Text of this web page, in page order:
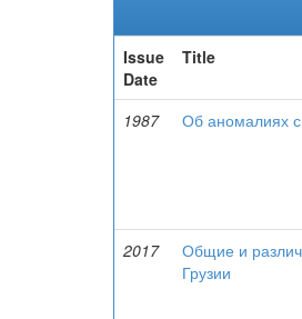
Issue
Date
Title
1987 Об аномалиях
2017
Общие и
Грузии